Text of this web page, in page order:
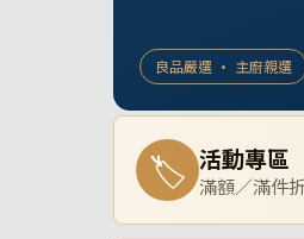
良品嚴選 · 主廚親選
🏷 活動專區
滿額／滿件